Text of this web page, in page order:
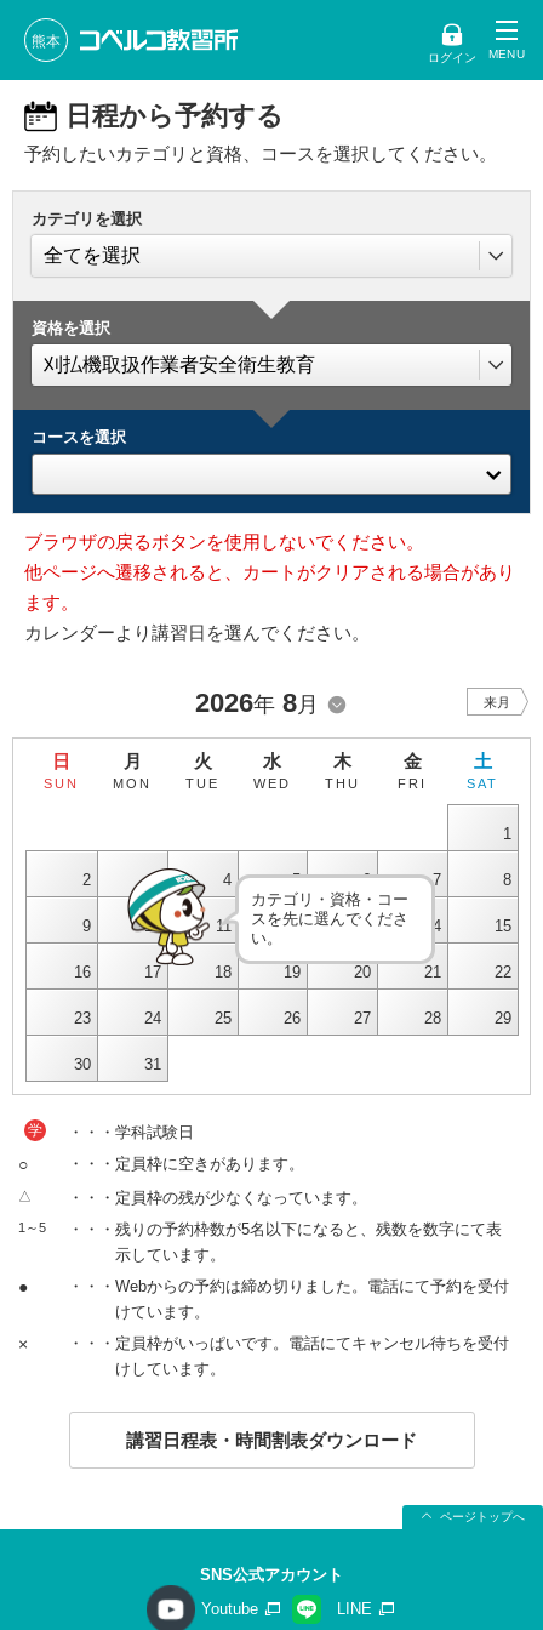
熊本
ログイン
日程から予約する
予約したいカテゴリと資格、コースを選択してください。
カテゴリを選択
資格を選択
コースを選択
ブラウザの戻るボタンを使用しないでください。
他ページへ遷移されると、カートがクリアされる場合があり
ます。
カレンダーより講習日を選んでください。
2026年 8月 来月
日
SUN
月
MON
火
TUE
水
WED
木
THU
金
FRI
土
SAT
1
2 3 4 5 6 7 8
9 10 11 12 13 14 15
16 17 18 19 20 21 22
23 24 25 26 27 28 29
30 31
カテゴリ・資格・コー
スを先に選んでくださ
い。
学 ・・・学科試験日
○ ・・・定員枠に空きがあります。
△ ・・・定員枠の残が少なくなっています。
1～5
・・・残りの予約枠数が5名以下になると、残数を数字にて表
示しています。
●
・・・Webからの予約は締め切りました。電話にて予約を受付
けています。
×
・・・定員枠がいっぱいです。電話にてキャンセル待ちを受付
けしています。
講習日程表・時間割表ダウンロード
ページトップへ
SNS公式アカウント
Youtube
LINE